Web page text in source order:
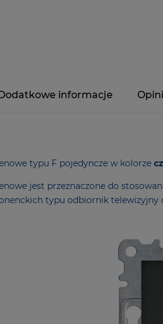
informacje
typu F pojedyncze w kolorze
jest przeznaczone do
typu odbiornik telewizyjny